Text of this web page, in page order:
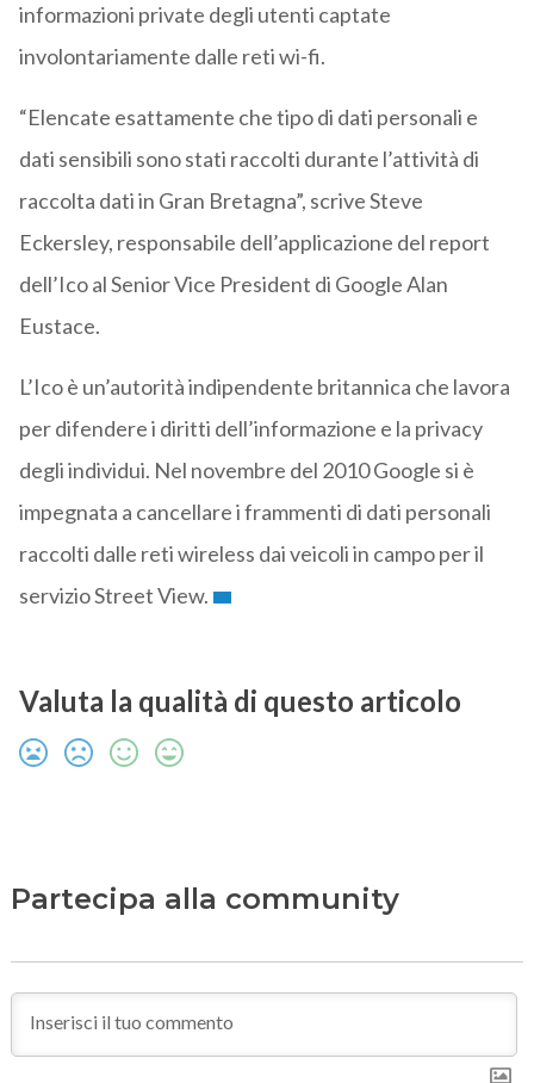
informazioni private degli utenti captate
involontariamente dalle reti wi-fi.
“Elencate esattamente che tipo di dati personali e
dati sensibili sono stati raccolti durante l’attività di
raccolta dati in Gran Bretagna”, scrive Steve
Eckersley, responsabile dell’applicazione del report
dell’Ico al Senior Vice President di Google Alan
Eustace.
L’Ico è un’autorità indipendente britannica che lavora
per difendere i diritti dell’informazione e la privacy
degli individui. Nel novembre del 2010 Google si è
impegnata a cancellare i frammenti di dati personali
raccolti dalle reti wireless dai veicoli in campo per il
servizio Street View.
Valuta la qualità di questo articolo
Partecipa alla community